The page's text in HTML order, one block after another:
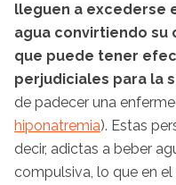
lleguen a excederse
agua convirtiendo su
que puede tener
perjudiciales para la
de padecer una
hiponatremia). Estas
decir, adictas a beber
compulsiva, lo que en